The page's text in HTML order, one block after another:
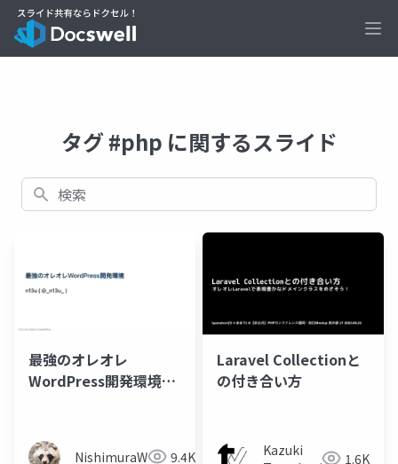
タグ #php に関するスライド
検索
最強のオレオレ
WordPress開発環境@
NishimuraWataru9.4K
Laravel Collectionと
の付き合い方
Kazuki
1.6K